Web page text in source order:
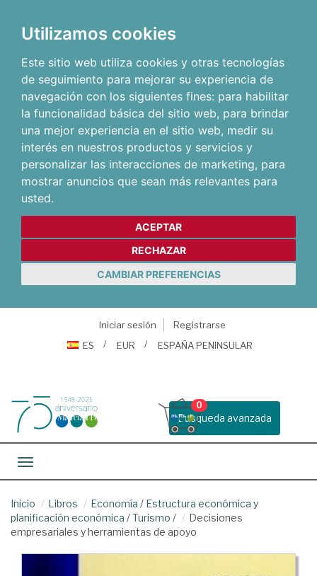
Utilizamos cookies
Este sitio web utiliza cookies y otras tecnologías
de seguimiento para mejorar su experiencia de
navegación con los siguientes fines: para habilitar
la funcionalidad básica del sitio web, para brindar
una mejor experiencia en el sitio web, medir su
interés en nuestros productos y servicios y
personalizar las interacciones de marketing, para
mostrar anuncios que sean más relevantes para
usted.
ACEPTAR
RECHAZAR
CAMBIAR PREFERENCIAS
Iniciar sesión
Registrarse
ES
EUR ESPAÑA PENINSULAR
Busqueda avanzada
0
Toggle navigation
Inicio Libros Economía / Estructura económica y
planificación económica /Turismo /
Decisiones
empresariales y herramientas de apoyo